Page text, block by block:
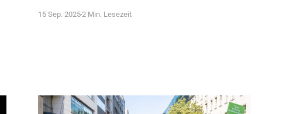
bewusst, dass es sich um einen besonderen
15 Sep. 20252 Min. Lesezeit